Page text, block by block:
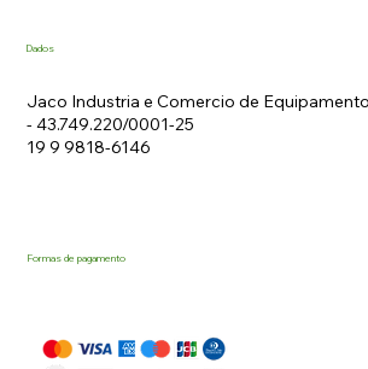
Dados
Jaco Industria e Comercio de
- 43.749.220/0001-25
19 9 9818-6146
Formas de pagamento